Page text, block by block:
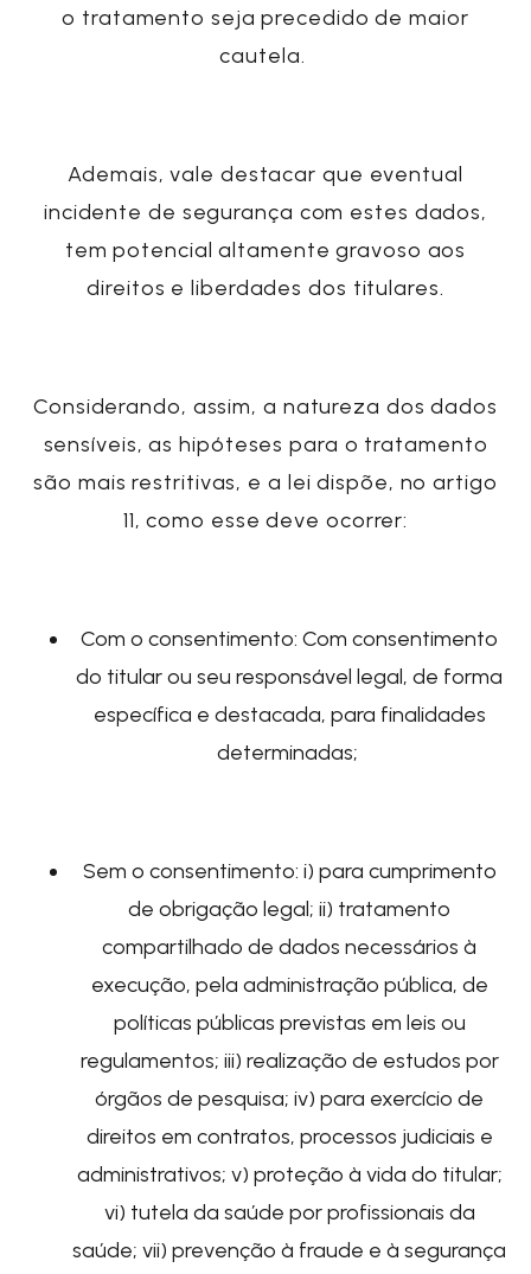
o tratamento seja precedido de maior
cautela.
Ademais, vale destacar que eventual
incidente de segurança com estes dados,
tem potencial altamente gravoso aos
direitos e liberdades dos titulares.
Considerando, assim, a natureza dos dados
sensíveis, as hipóteses para o tratamento
são mais restritivas, e a lei dispõe, no artigo
11, como esse deve ocorrer:
Com o consentimento: Com consentimento
do titular ou seu responsável legal, de forma
específica e destacada, para finalidades
determinadas;
Sem o consentimento: i) para cumprimento
de obrigação legal; ii) tratamento
compartilhado de dados necessários à
execução, pela administração pública, de
políticas públicas previstas em leis ou
regulamentos; iii) realização de estudos por
órgãos de pesquisa; iv) para exercício de
direitos em contratos, processos judiciais e
administrativos; v) proteção à vida do titular;
vi) tutela da saúde por profissionais da
saúde; vii) prevenção à fraude e à segurança